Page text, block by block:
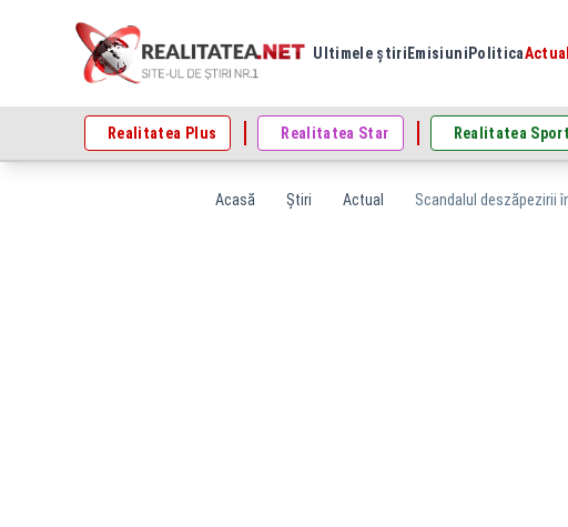
Ultimele știri Emisiuni PoliticaActual
Realitatea Plus Realitatea Star Realitatea
Acasă Știri Actual Scandalul deszăpezirii